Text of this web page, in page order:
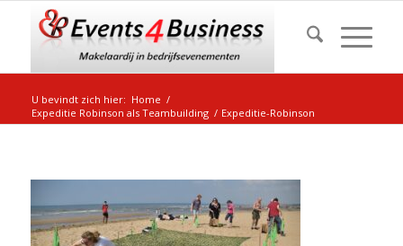
U bevindt zich hier: Home /
Expeditie Robinson als Teambuilding / Expeditie-Robinson